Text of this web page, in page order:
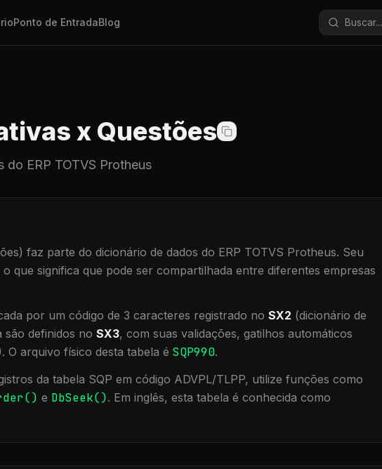
Ponto de EntradaBlog Buscar...
x Questões
do ERP TOTVS Protheus
faz parte do dicionário de dados do ERP TOTVS Protheus. Seu
o que significa que pode ser compartilhada entre diferentes empresas
por um código de 3 caracteres registrado no SX2 (dicionário de
são definidos no SX3, com suas validações, gatilhos automáticos
O arquivo físico desta tabela é SQP990.
da tabela SQP em código ADVPL/TLPP, utilize funções como
e DbSeek(). Em inglês, esta tabela é conhecida como